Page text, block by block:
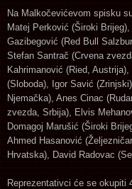
Na Malkočevićevom spisku
Matej Perković (Široki
Gazibegović (Red Bull
Stefan Santrač (Crvena
Kahrimanović (Ried,
(Sloboda), Igor Savić
Njemačka), Anes Cinac
zvezda, Srbija), Elvis
Domagoj Marušić (Široki
Ahmed Hasanović
Hrvatska), David Radovac
Reprezentativci će se okupiti